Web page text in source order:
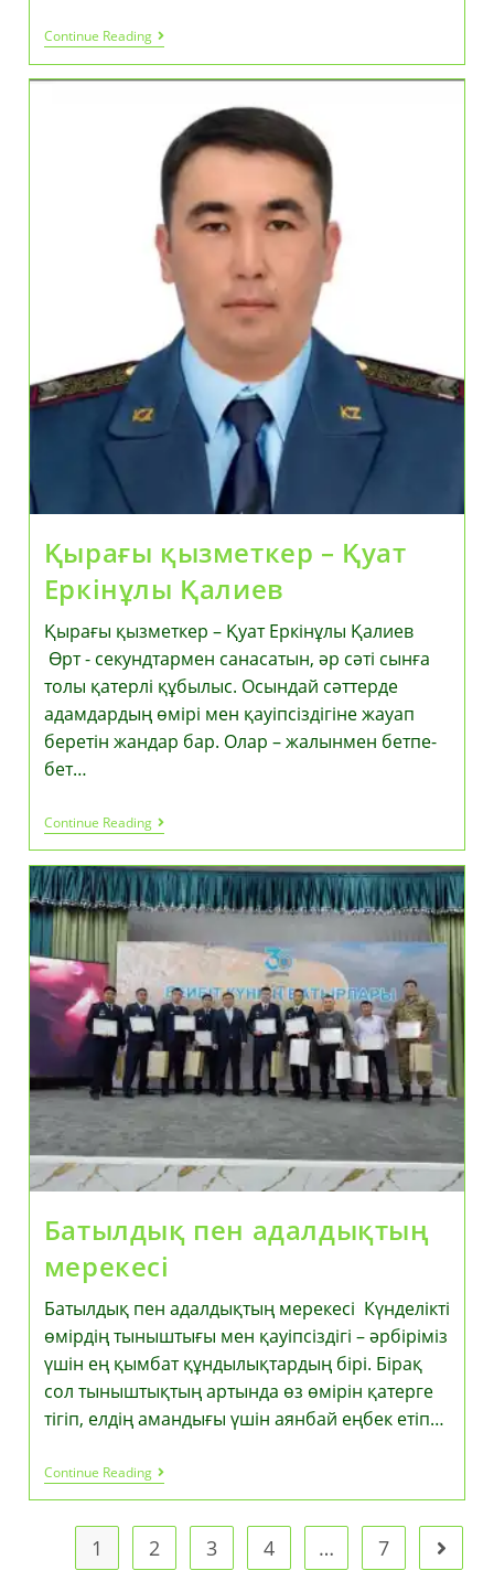
Continue ReadingЖақсылық
Жасап
Жарысайық!
Қырағы қызметкер – Қуат
Еркінұлы Қалиев
Қырағы қызметкер – Қуат Еркінұлы Қалиев
Өрт - секундтармен санасатын, әр сәті сынға
толы қатерлі құбылыс. Осындай сәттерде
адамдардың өмірі мен қауіпсіздігіне жауап
беретін жандар бар. Олар – жалынмен бетпе-
бет…
Continue ReadingҚырағы
Қызметкер
–
Қуат
Еркінұлы
Қалиев
Батылдық пен адалдықтың
мерекесі
Батылдық пен адалдықтың мерекесі Күнделікті
өмірдің тыныштығы мен қауіпсіздігі – әрбіріміз
үшін ең қымбат құндылықтардың бірі. Бірақ
сол тыныштықтың артында өз өмірін қатерге
тігіп, елдің амандығы үшін аянбай еңбек етіп…
Continue ReadingБатылдық
Пен
Адалдықтың
Мерекесі
1 2 3 4 … 7 Go to